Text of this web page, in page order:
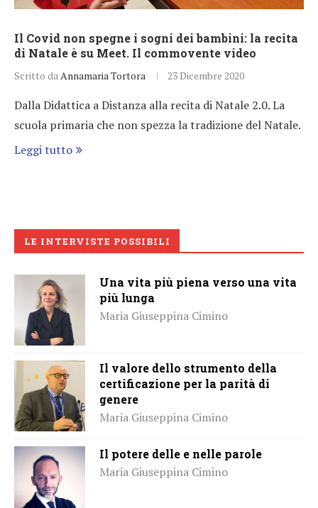
Il Covid non spegne i sogni dei bambini: la recita
di Natale è su Meet. Il commovente video
Scritto da Annamaria Tortora 23 Dicembre 2020
Dalla Didattica a Distanza alla recita di Natale 2.0. La
scuola primaria che non spezza la tradizione del Natale.
Leggi tutto
LE INTERVISTE POSSIBILI
Una vita più piena verso una vita
più lunga
Maria Giuseppina Cimino
Il valore dello strumento della
certificazione per la parità di
genere
Maria Giuseppina Cimino
Il potere delle e nelle parole
Maria Giuseppina Cimino